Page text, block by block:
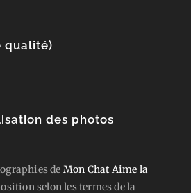
qualité)
des photos
de Mon Chat Aime la
selon les termes de la